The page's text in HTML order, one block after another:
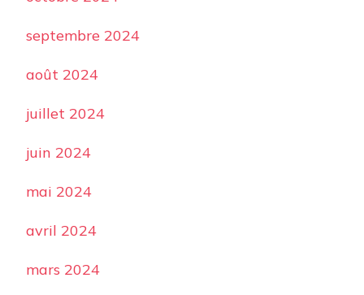
septembre 2024
août 2024
juillet 2024
juin 2024
mai 2024
avril 2024
mars 2024